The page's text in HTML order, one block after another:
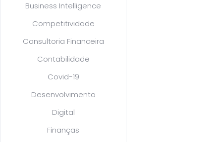
Business Intelligence
Competitividade
Consultoria Financeira
Contabilidade
Covid-19
Desenvolvimento
Digital
Finanças